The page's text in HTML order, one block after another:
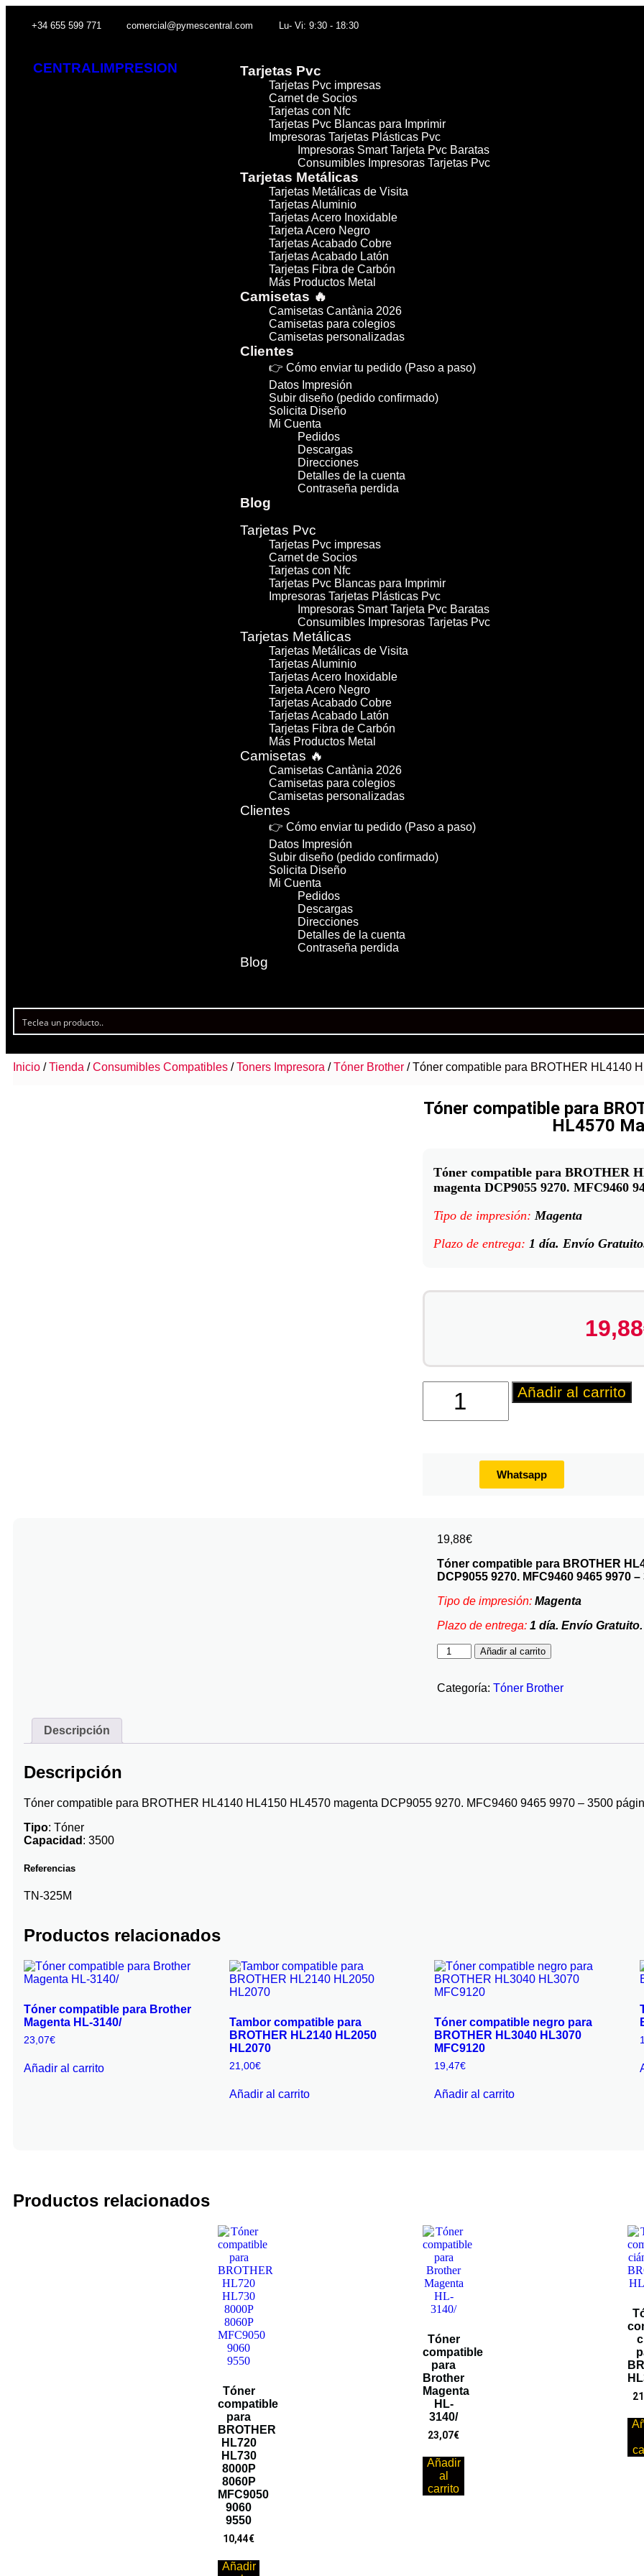
+34 655 599 771 comercial@pymescentral.com Lu- Vi: 9:30 - 18:30
CENTRALIMPRESION Tarjetas Pvc
Tarjetas Pvc impresas
Carnet de Socios
Tarjetas con Nfc
Tarjetas Pvc Blancas para Imprimir
Impresoras Tarjetas Plásticas Pvc
Impresoras Smart Tarjeta Pvc Baratas
Consumibles Impresoras Tarjetas Pvc
Tarjetas Metálicas
Tarjetas Metálicas de Visita
Tarjetas Aluminio
Tarjetas Acero Inoxidable
Tarjeta Acero Negro
Tarjetas Acabado Cobre
Tarjetas Acabado Latón
Tarjetas Fibra de Carbón
Más Productos Metal
Camisetas 🔥
Camisetas Cantània 2026
Camisetas para colegios
Camisetas personalizadas
Clientes
👉 Cómo enviar tu pedido (Paso a paso)
Datos Impresión
Subir diseño (pedido confirmado)
Solicita Diseño
Mi Cuenta
Pedidos
Descargas
Direcciones
Detalles de la cuenta
Contraseña perdida
Blog
Tarjetas Pvc
Tarjetas Pvc impresas
Carnet de Socios
Tarjetas con Nfc
Tarjetas Pvc Blancas para Imprimir
Impresoras Tarjetas Plásticas Pvc
Impresoras Smart Tarjeta Pvc Baratas
Consumibles Impresoras Tarjetas Pvc
Tarjetas Metálicas
Tarjetas Metálicas de Visita
Tarjetas Aluminio
Tarjetas Acero Inoxidable
Tarjeta Acero Negro
Tarjetas Acabado Cobre
Tarjetas Acabado Latón
Tarjetas Fibra de Carbón
Más Productos Metal
Camisetas 🔥
Camisetas Cantània 2026
Camisetas para colegios
Camisetas personalizadas
Clientes
👉 Cómo enviar tu pedido (Paso a paso)
Datos Impresión
Subir diseño (pedido confirmado)
Solicita Diseño
Mi Cuenta
Pedidos
Descargas
Direcciones
Detalles de la cuenta
Contraseña perdida
Blog
Inicio /Tienda /Consumibles Compatibles /Toners Impresora /Tóner Brother / Tóner compatible para BROTHER HL4140
Tóner compatible para
HL4570
Tóner compatible para BROTHER
magenta DCP9055 9270. MFC9460
Tipo de impresión: Magenta
Plazo de entrega: 1 día. Envío
19,88
Añadir al carrito
Whatsapp
19,88€
Tóner compatible para BROTHER
DCP9055 9270. MFC9460 9465 9970
Tipo de impresión: Magenta
Plazo de entrega: 1 día. Envío Gratuito.
Añadir al carrito
Categoría: Tóner Brother
Descripción
Descripción
Tóner compatible para BROTHER HL4140 HL4150 HL4570 magenta DCP9055 9270. MFC9460 9465 9970 – 3500
Tipo: Tóner
Capacidad : 3500
Referencias
TN-325M
Productos relacionados
Tóner compatible para Brother
Magenta HL-3140/
23,07€
Añadir al carrito
Tambor compatible para
BROTHER HL2140 HL2050
HL2070
21,00€
Añadir al carrito
Tóner compatible negro para
BROTHER HL3040 HL3070
MFC9120
19,47€
Añadir al carrito
Productos relacionados
Tóner
compatible
para
BROTHER
HL720
HL730
8000P
8060P
MFC9050
9060
9550
10,44€
Añadir
Tóner
compatible
para
Brother
Magenta
HL-
3140/
23,07€
Añadir
al
carrito